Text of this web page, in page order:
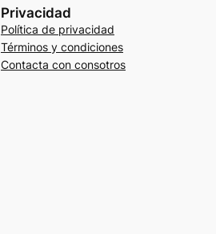
Privacidad
Política de privacidad
Términos y condiciones
Contacta con consotros